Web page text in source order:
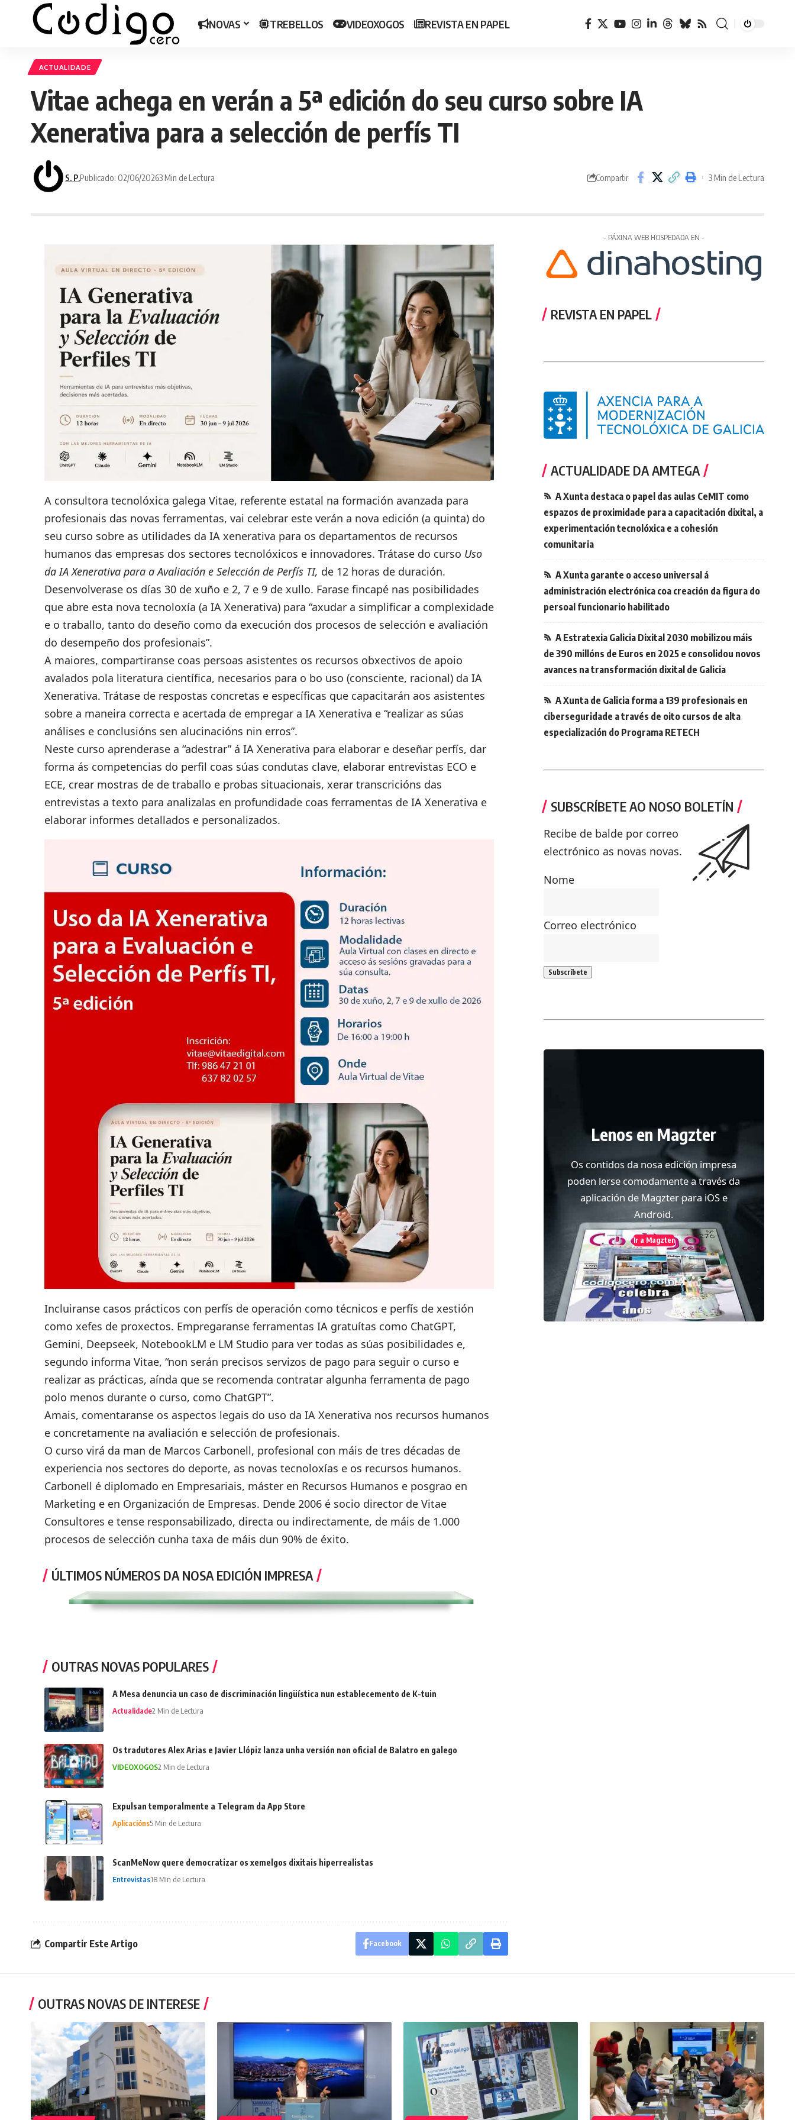
NOVAS TREBELLOS VIDEOXOGOS REVISTA EN PAPEL
ACTUALIDADE
Vitae achega en verán a 5ª edición do seu curso sobre IA
Xenerativa para a selección de perfís TI
S. P.Publicado: 02/06/20263 Min de Lectura Compartir 3 Min de Lectura
A consultora tecnolóxica galega Vitae, referente estatal na formación avanzada para
profesionais das novas ferramentas, vai celebrar este verán a nova edición (a quinta) do
seu curso sobre as utilidades da IA xenerativa para os departamentos de recursos
humanos das empresas dos sectores tecnolóxicos e innovadores. Trátase do curso Uso
da IA Xenerativa para a Avaliación e Selección de Perfís TI, de 12 horas de duración.
Desenvolverase os días 30 de xuño e 2, 7 e 9 de xullo. Farase fincapé nas posibilidades
que abre esta nova tecnoloxía (a IA Xenerativa) para “axudar a simplificar a complexidade
e o traballo, tanto do deseño como da execución dos procesos de selección e avaliación
do desempeño dos profesionais”.
A maiores, compartiranse coas persoas asistentes os recursos obxectivos de apoio
avalados pola literatura científica, necesarios para o bo uso (consciente, racional) da IA
Xenerativa. Trátase de respostas concretas e específicas que capacitarán aos asistentes
sobre a maneira correcta e acertada de empregar a IA Xenerativa e “realizar as súas
análises e conclusións sen alucinacións nin erros”.
Neste curso aprenderase a “adestrar” á IA Xenerativa para elaborar e deseñar perfís, dar
forma ás competencias do perfil coas súas condutas clave, elaborar entrevistas ECO e
ECE, crear mostras de de traballo e probas situacionais, xerar transcricións das
entrevistas a texto para analizalas en profundidade coas ferramentas de IA Xenerativa e
elaborar informes detallados e personalizados.
Incluiranse casos prácticos con perfís de operación como técnicos e perfís de xestión
como xefes de proxectos. Empregaranse ferramentas IA gratuítas como ChatGPT,
Gemini, Deepseek, NotebookLM e LM Studio para ver todas as súas posibilidades e,
segundo informa Vitae, “non serán precisos servizos de pago para seguir o curso e
realizar as prácticas, aínda que se recomenda contratar algunha ferramenta de pago
polo menos durante o curso, como ChatGPT”.
Amais, comentaranse os aspectos legais do uso da IA Xenerativa nos recursos humanos
e concretamente na avaliación e selección de profesionais.
O curso virá da man de Marcos Carbonell, profesional con máis de tres décadas de
experiencia nos sectores do deporte, as novas tecnoloxías e os recursos humanos.
Carbonell é diplomado en Empresariais, máster en Recursos Humanos e posgrao en
Marketing e en Organización de Empresas. Dende 2006 é socio director de Vitae
Consultores e tense responsabilizado, directa ou indirectamente, de máis de 1.000
procesos de selección cunha taxa de máis dun 90% de éxito.
ÚLTIMOS NÚMEROS DA NOSA EDICIÓN IMPRESA
OUTRAS NOVAS POPULARES
A Mesa denuncia un caso de discriminación lingüística nun establecemento de K-tuin
Actualidade2 Min de Lectura
Os tradutores Alex Arias e Javier Llópiz lanza unha versión non oficial de Balatro en galego
VIDEOXOGOS2 Min de Lectura
Expulsan temporalmente a Telegram da App Store
Aplicacións5 Min de Lectura
ScanMeNow quere democratizar os xemelgos dixitais hiperrealistas
Entrevistas18 Min de Lectura
Compartir Este Artigo Facebook
- PÁXINA WEB HOSPEDADA EN -
REVISTA EN PAPEL
ACTUALIDADE DA AMTEGA
A Xunta destaca o papel das aulas CeMIT como
espazos de proximidade para a capacitación dixital, a
experimentación tecnolóxica e a cohesión
comunitaria
A Xunta garante o acceso universal á
administración electrónica coa creación da figura do
persoal funcionario habilitado
A Estratexia Galicia Dixital 2030 mobilizou máis
de 390 millóns de Euros en 2025 e consolidou novos
avances na transformación dixital de Galicia
A Xunta de Galicia forma a 139 profesionais en
ciberseguridade a través de oito cursos de alta
especialización do Programa RETECH
SUBSCRÍBETE AO NOSO BOLETÍN
Recibe de balde por correo
electrónico as novas novas.
Nome
Correo electrónico
Lenos en Magzter
Os contidos da nosa edición impresa
poden lerse comodamente a través da
aplicación de Magzter para iOS e
Android.
Ir a Magzter
OUTRAS NOVAS DE INTERESE